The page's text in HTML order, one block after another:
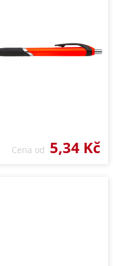
Cena od 5,34 Kč